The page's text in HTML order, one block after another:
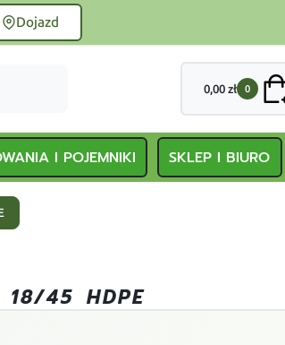
Dojazd
0,00 zł 0
I POJEMNIKI SKLEP I BIURO
18/45 HDPE